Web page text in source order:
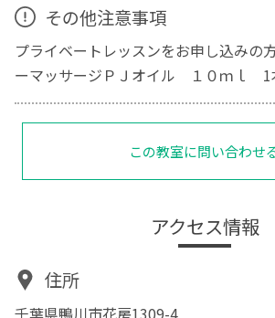
その他注意事項
プライベートレッスンをお申し込み
ーマッサージＰＪオイル １０ｍｌ 1
この教室に問い合わせ
アクセス情報
住所
千葉県鴨川市花房1309-4